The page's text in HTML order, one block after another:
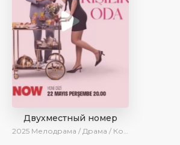
Двухместный номер
2025 Мелодрама / Драма / Комедия / Новинки / Сериалы 2025